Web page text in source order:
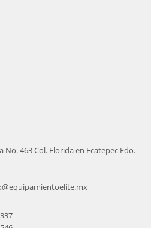
No. 463 Col. Florida en Ecatepec Edo.